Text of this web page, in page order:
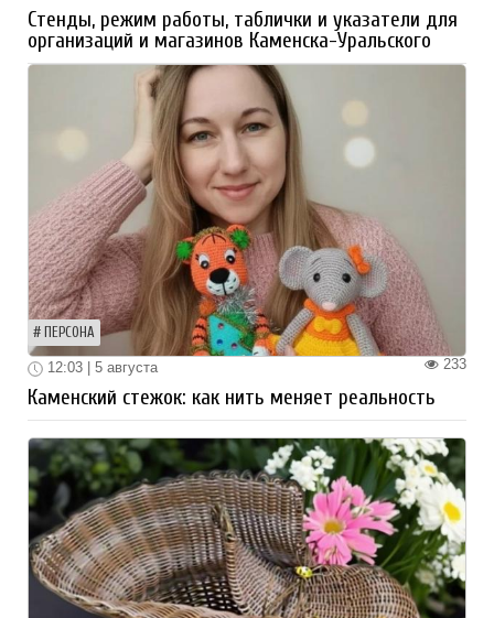
Стенды, режим работы, таблички и указатели для
организаций и магазинов Каменска-Уральского
ПЕРСОНА
233
12:03 | 5 августа
Каменский стежок: как нить меняет реальность